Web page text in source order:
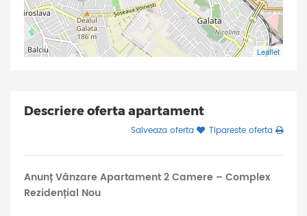
Leaflet
Descriere oferta apartament
Salveaza oferta Tipareste oferta
Anunț Vânzare Apartament 2 Camere – Complex
Rezidențial Nou